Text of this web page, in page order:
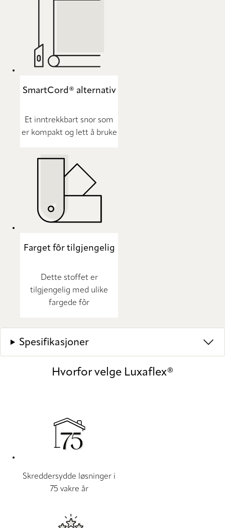
SmartCord® alternativ
Et inntrekkbart snor som
er kompakt og lett å bruke
Farget fôr tilgjengelig
Dette stoffet er
tilgjengelig med ulike
fargede fôr
Spesifikasjoner
Hvorfor velge Luxaflex®
Skreddersydde løsninger i
75 vakre år